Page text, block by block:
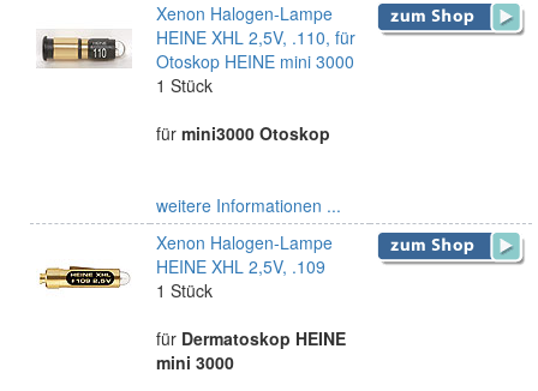
Xenon Halogen-Lampe
HEINE XHL 2,5V, .110, für
Otoskop HEINE mini 3000
1 Stück
für mini3000 Otoskop
weitere Informationen ...
Xenon Halogen-Lampe
HEINE XHL 2,5V, .109
1 Stück
für Dermatoskop HEINE
mini 3000